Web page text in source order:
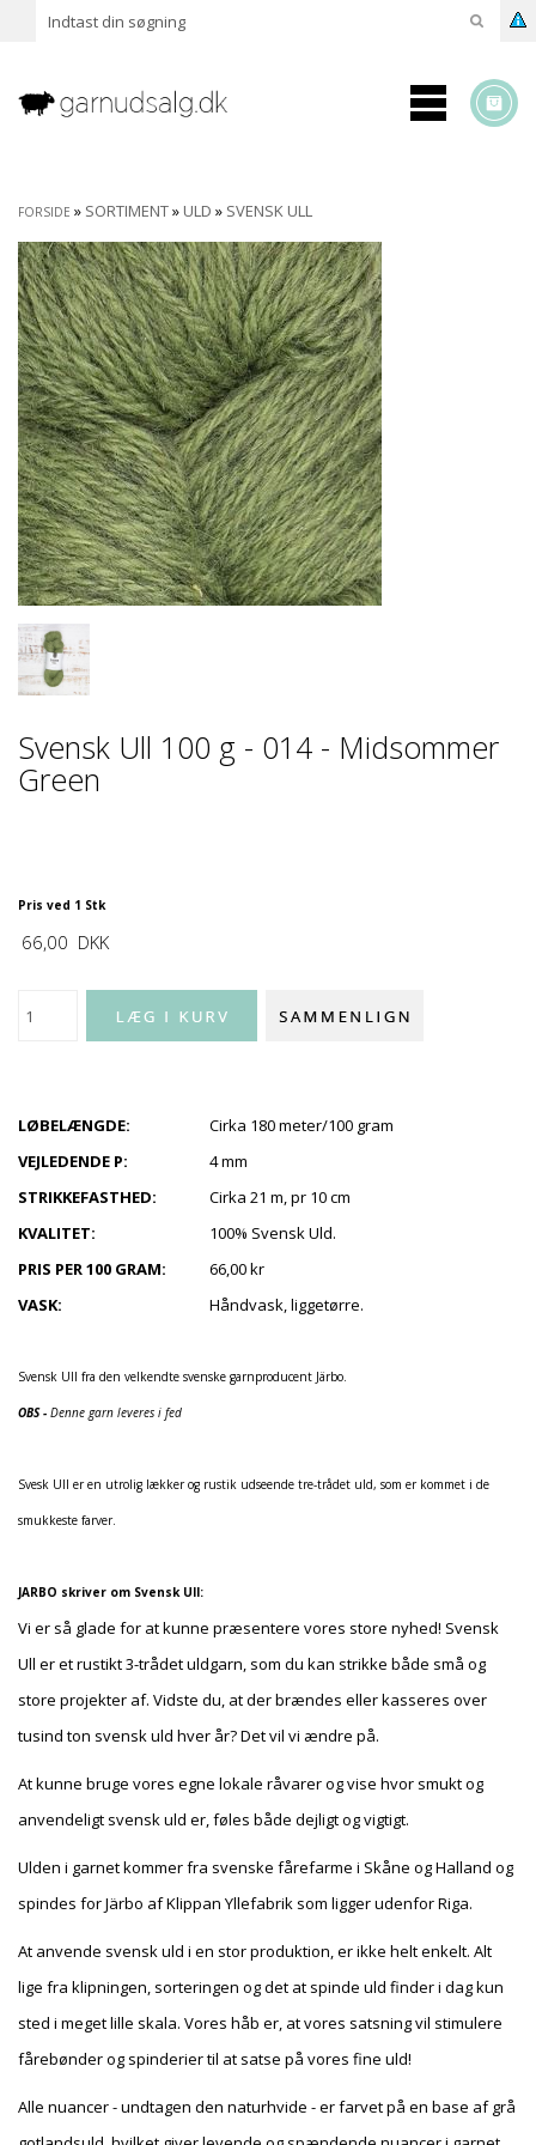
FORSIDE » SORTIMENT» ULD » SVENSK ULL
Svensk Ull 100 g - 014 - Midsommer
Green
Pris ved 1 Stk
66,00 DKK
LØBELÆNGDE:
VEJLEDENDE P:
STRIKKEFASTHED:
KVALITET:
PRIS PER 100 GRAM:
VASK:
Cirka 180 meter/100 gram
4 mm
Cirka 21 m, pr 10 cm
100% Svensk Uld.
66,00 kr
Håndvask, liggetørre.
Svensk Ull fra den velkendte svenske garnproducent Järbo.
OBS - Denne garn leveres i fed
Svesk Ull er en utrolig lækker og rustik udseende tre-trådet uld, som er kommet i de
smukkeste farver.
JARBO skriver om Svensk Ull:
Vi er så glade for at kunne præsentere vores store nyhed! Svensk
Ull er et rustikt 3-trådet uldgarn, som du kan strikke både små og
store projekter af. Vidste du, at der brændes eller kasseres over
tusind ton svensk uld hver år? Det vil vi ændre på.
At kunne bruge vores egne lokale råvarer og vise hvor smukt og
anvendeligt svensk uld er, føles både dejligt og vigtigt.
Ulden i garnet kommer fra svenske fårefarme i Skåne og Halland og
spindes for Järbo af Klippan Yllefabrik som ligger udenfor Riga.
At anvende svensk uld i en stor produktion, er ikke helt enkelt. Alt
lige fra klipningen, sorteringen og det at spinde uld finder i dag kun
sted i meget lille skala. Vores håb er, at vores satsning vil stimulere
fårebønder og spinderier til at satse på vores fine uld!
Alle nuancer - undtagen den naturhvide - er farvet på en base af grå